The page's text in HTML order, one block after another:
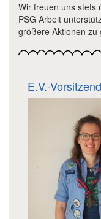
Wir freuen uns stets
PSG Arbeit
größere Aktionen zu
E.V.-